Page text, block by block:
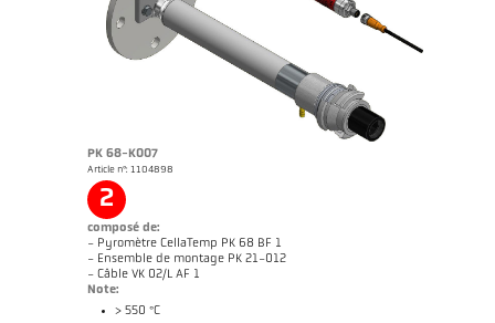
PK 68-K007
Article n°: 1104898
2
composé de:
- Pyromètre CellaTemp PK 68 BF 1
- Ensemble de montage PK 21-012
- Câble VK 02/L AF 1
Note:
> 550 °C